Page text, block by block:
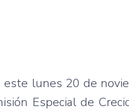
lunes 20 de
Especial de